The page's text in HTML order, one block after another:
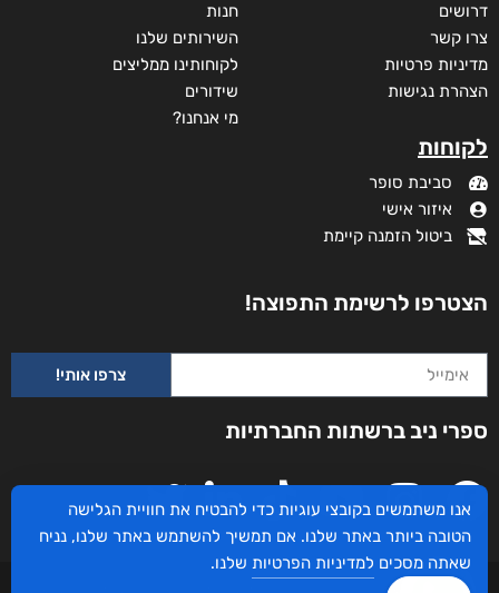
דרושים
צרו קשר
מדיניות פרטיות
הצהרת נגישות
לקוחות
סביבת סופר
איזור אישי
ביטול הזמנה קיימת
חנות
השירותים שלנו
לקוחותינו ממליצים
שידורים
מי אנחנו?
הצטרפו לרשימת התפוצה!
צרפו אותי!
ספרי ניב ברשתות החברתיות
אנו משתמשים בקובצי עוגיות כדי להבטיח את חוויית הגלישה
הטובה ביותר באתר שלנו. אם תמשיך להשתמש באתר שלנו, נניח
שאתה מסכים למדיניות הפרטיות שלנו.